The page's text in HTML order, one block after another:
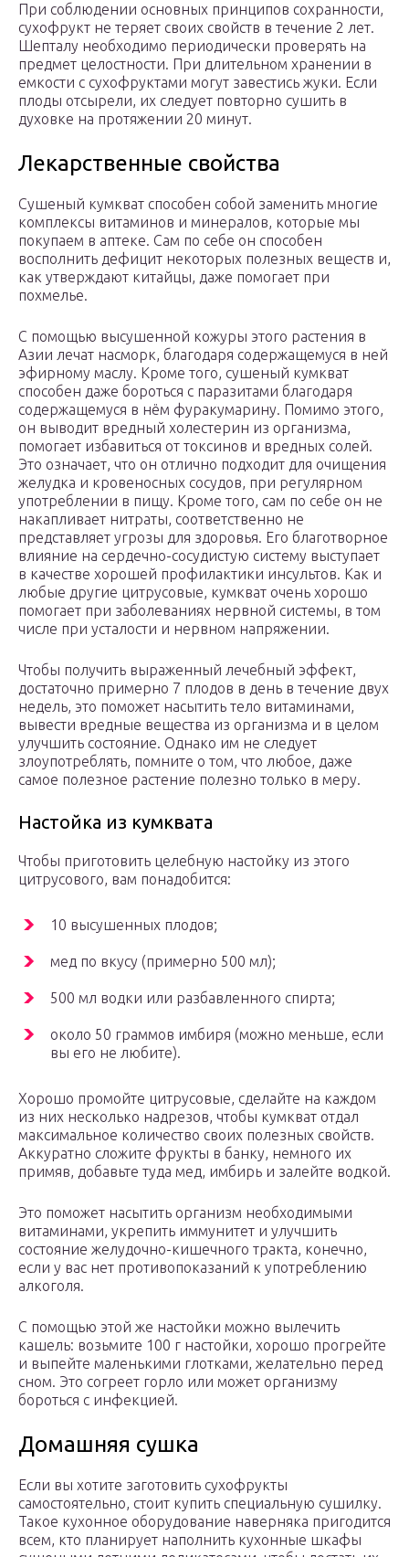
При соблюдении основных принципов сохранности,
сухофрукт не теряет своих свойств в течение 2 лет.
Шепталу необходимо периодически проверять на
предмет целостности. При длительном хранении в
емкости с сухофруктами могут завестись жуки. Если
плоды отсырели, их следует повторно сушить в
духовке на протяжении 20 минут.
Лекарственные свойства
Сушеный кумкват способен собой заменить многие
комплексы витаминов и минералов, которые мы
покупаем в аптеке. Сам по себе он способен
восполнить дефицит некоторых полезных веществ и,
как утверждают китайцы, даже помогает при
похмелье.
С помощью высушенной кожуры этого растения в
Азии лечат насморк, благодаря содержащемуся в ней
эфирному маслу. Кроме того, сушеный кумкват
способен даже бороться с паразитами благодаря
содержащемуся в нём фуракумарину. Помимо этого,
он выводит вредный холестерин из организма,
помогает избавиться от токсинов и вредных солей.
Это означает, что он отлично подходит для очищения
желудка и кровеносных сосудов, при регулярном
употреблении в пищу. Кроме того, сам по себе он не
накапливает нитраты, соответственно не
представляет угрозы для здоровья. Его благотворное
влияние на сердечно-сосудистую систему выступает
в качестве хорошей профилактики инсультов. Как и
любые другие цитрусовые, кумкват очень хорошо
помогает при заболеваниях нервной системы, в том
числе при усталости и нервном напряжении.
Чтобы получить выраженный лечебный эффект,
достаточно примерно 7 плодов в день в течение двух
недель, это поможет насытить тело витаминами,
вывести вредные вещества из организма и в целом
улучшить состояние. Однако им не следует
злоупотреблять, помните о том, что любое, даже
самое полезное растение полезно только в меру.
Настойка из кумквата
Чтобы приготовить целебную настойку из этого
цитрусового, вам понадобится:
10 высушенных плодов;
мед по вкусу (примерно 500 мл);
500 мл водки или разбавленного спирта;
около 50 граммов имбиря (можно меньше, если
вы его не любите).
Хорошо промойте цитрусовые, сделайте на каждом
из них несколько надрезов, чтобы кумкват отдал
максимальное количество своих полезных свойств.
Аккуратно сложите фрукты в банку, немного их
примяв, добавьте туда мед, имбирь и залейте водкой.
Это поможет насытить организм необходимыми
витаминами, укрепить иммунитет и улучшить
состояние желудочно-кишечного тракта, конечно,
если у вас нет противопоказаний к употреблению
алкоголя.
С помощью этой же настойки можно вылечить
кашель: возьмите 100 г настойки, хорошо прогрейте
и выпейте маленькими глотками, желательно перед
сном. Это согреет горло или может организму
бороться с инфекцией.
Домашняя сушка
Если вы хотите заготовить сухофрукты
самостоятельно, стоит купить специальную сушилку.
Такое кухонное оборудование наверняка пригодится
всем, кто планирует наполнить кухонные шкафы